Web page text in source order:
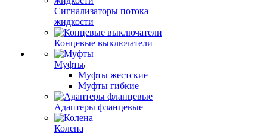
Сигнализаторы потока
жидкости
Концевые выключатели
Муфты
Муфты жестские
Муфты гибкие
Адаптеры фланцевые
Колена